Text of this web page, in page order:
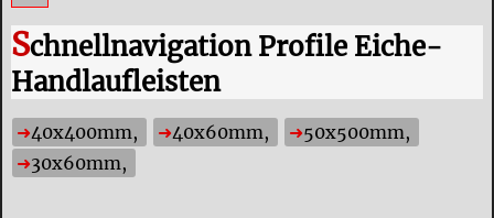
Schnellnavigation Profile Eiche-
Handlaufleisten
40x400mm, 40x60mm,
50x500mm,
30x60mm,